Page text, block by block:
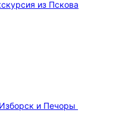
и Печоры